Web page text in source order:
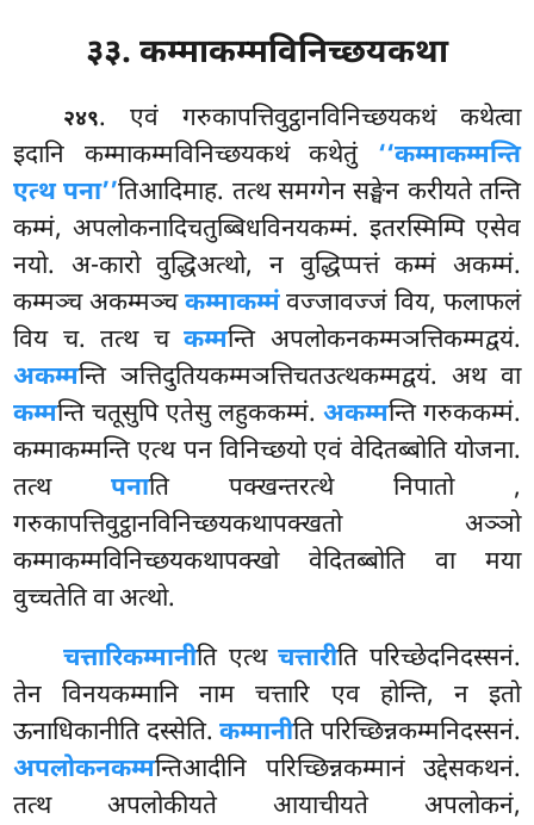
३३. कम्माकम्मविनिच्छयकथा
२४९. एवं गरुकापत्तिवुट्ठानविनिच्छयकथं कथेत्वा
इदानि कम्माकम्मविनिच्छयकथं कथेतुं ‘‘कम्माकम्मन्ति
एत्थ पना’’तिआदिमाह. तत्थ समग्गेन सङ्घेन करीयते तन्ति
कम्मं, अपलोकनादिचतुब्बिधविनयकम्मं. इतरस्मिम्पि एसेव
नयो. अ-कारो वुद्धिअत्थो, न वुद्धिप्पत्तं कम्मं अकम्मं.
कम्मञ्च अकम्मञ्चकम्माकम्मंवज्जावज्जं विय, फलाफलं
विय च. तत्थ चकम्मन्ति अपलोकनकम्मञत्तिकम्मद्वयं.
अकम्मन्ति ञत्तिदुतियकम्मञत्तिचतउत्थकम्मद्वयं. अथ वा
कम्मन्ति चतूसुपि एतेसु लहुककम्मं. अकम्मन्ति गरुककम्मं.
कम्माकम्मन्ति एत्थ पन विनिच्छयो एवं वेदितब्बोति योजना.
तत्थपनाति पक्खन्तरत्थे निपातो ,
गरुकापत्तिवुट्ठानविनिच्छयकथापक्खतो अञ्ञो
कम्माकम्मविनिच्छयकथापक्खो वेदितब्बोति वा मया
वुच्चतेति वा अत्थो.
चत्तारिकम्मानीति एत्थचत्तारीति परिच्छेदनिदस्सनं.
तेन विनयकम्मानि नाम चत्तारि एव होन्ति, न इतो
ऊनाधिकानीति दस्सेति.कम्मानीति परिच्छिन्नकम्मनिदस्सनं.
अपलोकनकम्मन्तिआदीनि परिच्छिन्नकम्मानं उद्देसकथनं.
तत्थ अपलोकीयते आयाचीयते अपलोकनं,